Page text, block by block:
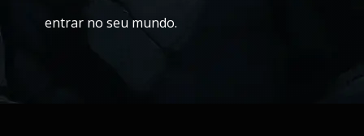
entrar no seu mundo.